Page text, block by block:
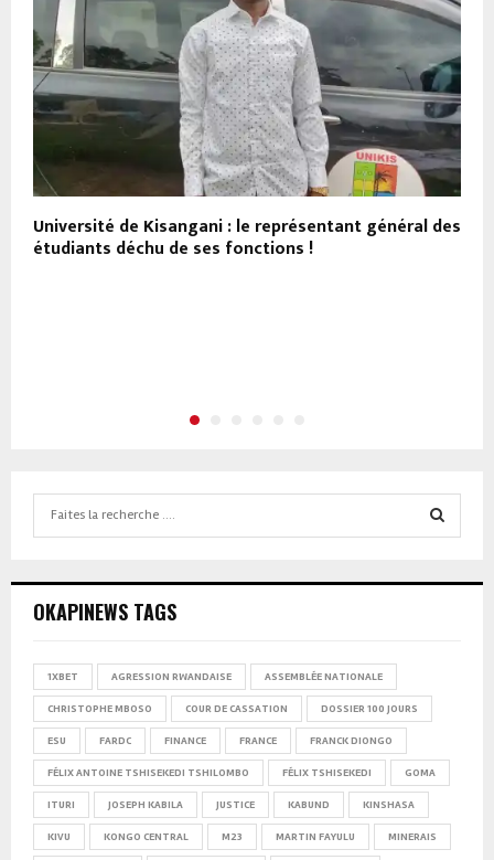
Université de Kisangani : le représentant général des
étudiants déchu de ses fonctions !
OKAPINEWS TAGS
1XBET AGRESSION RWANDAISE ASSEMBLÉE NATIONALE
CHRISTOPHE MBOSO COUR DE CASSATION DOSSIER 100 JOURS
ESU FARDC FINANCE FRANCE FRANCK DIONGO
FÉLIX ANTOINE TSHISEKEDI TSHILOMBO FÉLIX TSHISEKEDI GOMA
ITURI JOSEPH KABILA JUSTICE KABUND KINSHASA
KIVU KONGO CENTRAL M23 MARTIN FAYULU MINERAIS